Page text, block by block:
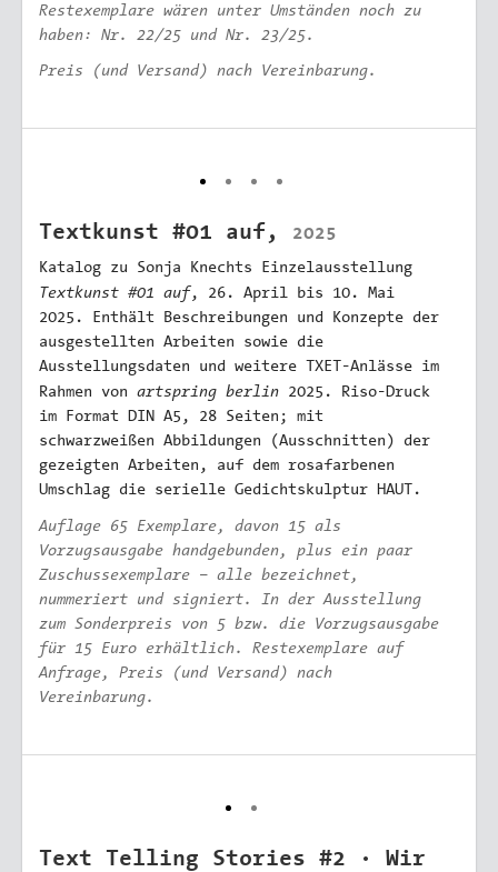
Restexemplare wären unter Umständen noch zu
haben: Nr. 22/25 und Nr. 23/25.
Preis (und Versand) nach Vereinbarung.
Textkunst #01 auf, 2025
Katalog zu Sonja Knechts Einzelausstellung
Textkunst #01 auf , 26. April bis 10. Mai
2025. Enthält Beschreibungen und Konzepte der
ausgestellten Arbeiten sowie die
Ausstellungsdaten und weitere TXET-Anlässe im
Rahmen von artspring berlin 2025. Riso-Druck
im Format DIN A5, 28 Seiten; mit
schwarzweißen Abbildungen (Ausschnitten) der
gezeigten Arbeiten, auf dem rosafarbenen
Umschlag die serielle Gedichtskulptur HAUT.
Auflage 65 Exemplare, davon 15 als
Vorzugsausgabe handgebunden, plus ein paar
Zuschussexemplare – alle bezeichnet,
nummeriert und signiert. In der Ausstellung
zum Sonderpreis von 5 bzw. die Vorzugsausgabe
für 15 Euro erhältlich. Restexemplare auf
Anfrage, Preis (und Versand) nach
Vereinbarung.
Text Telling Stories #2 · Wir